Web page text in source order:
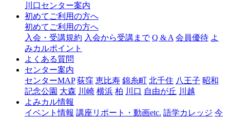
ャ
口
川口センター案内
初めてご利用の方へ
初めてご利用の方へ
入会・受講規約 入会から受講まで Q & A 会員優待 よ
みカルポイント
よくある質問
センター案内
センターMAP 荻窪 恵比寿 錦糸町 北千住 八王子 昭和
記念公園 大森 川崎 横浜 柏 川口 自由が丘 川越
よみカル情報
イベント情報 講座リポート・動画etc. 語学カレッジ 今